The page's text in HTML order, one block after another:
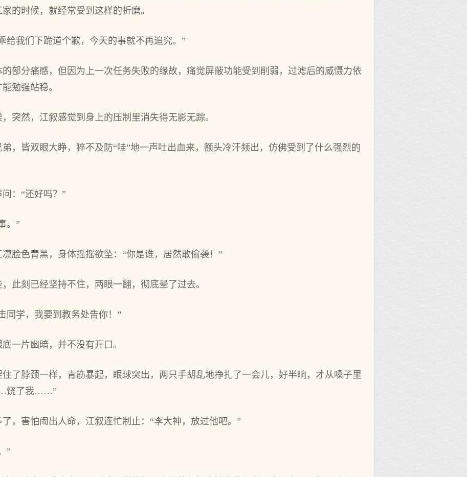
的时候，就经常受到这样的折磨。
给我们下跪道个歉，今天的事就不再追究。”
部分痛感，但因为上一次任务失败的缘故，痛觉屏蔽功能受到削弱，过滤后的威慑力依
勉强站稳。
突然，江叙感觉到身上的压制里消失得无影无踪。
，皆双眼大睁，猝不及防“哇”地一声吐出血来，额头冷汗频出，仿佛受到了什么强烈的
：“还好吗？”
。”
脸色青黑，身体摇摇欲坠：“你是谁，居然敢偷袭！”
此刻已经坚持不住，两眼一翻，彻底晕了过去。
同学，我要到教务处告你！”
一片幽暗，并不没有开口。
了脖颈一样，青筋暴起，眼球突出，两只手胡乱地挣扎了一会儿，好半晌，才从嗓子里
饶了我……”
，害怕闹出人命，江叙连忙制止：“李大神，放过他吧。”
”